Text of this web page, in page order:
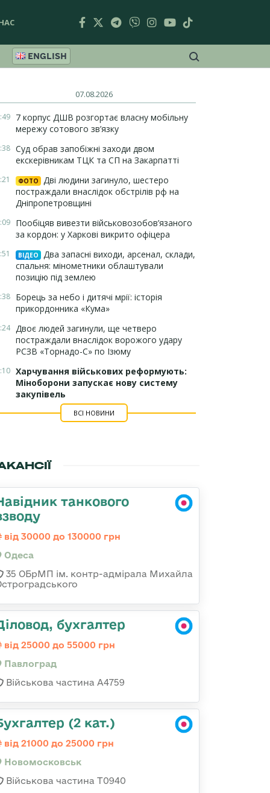
ENGLISH
07.08.2026
7 корпус ДШВ розгортає власну мобільну
мережу сотового зв’язку
Суд обрав запобіжні заходи двом
екскерівникам ТЦК та СП на Закарпатті
ФОТО
Дві людини загинуло, шестеро
постраждали внаслідок обстрілів рф на
Дніпропетровщині
Пообіцяв вивезти військовозобов’язаного
за кордон: у Харкові викрито офіцера
ВІДЕО
Два запасні виходи, арсенал, склади,
спальня: мінометники облаштували
позицію під землею
Борець за небо і дитячі мрії: історія
прикордонника «Кума»
Двоє людей загинули, ще четверо
постраждали внаслідок ворожого удару
РСЗВ «Торнадо-С» по Ізюму
Харчування військових реформують:
Міноборони запускає нову систему
закупівель
ВСІ НОВИНИ
танкового
від 30000 до 130000 грн
Одеса
35 ОБрМП ім. контр-адмірала Михайла
бухгалтер
від 25000 до 55000 грн
Павлоград
Військова частина А4759
(2 кат.)
від 21000 до 25000 грн
Новомосковськ
Військова частина Т0940